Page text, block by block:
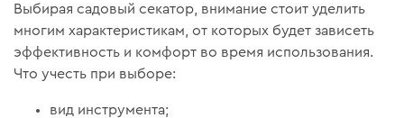
Выбирая садовый секатор, внимание стоит уделить
многим характеристикам, от которых будет зависеть
эффективность и комфорт во время использования.
Что учесть при выборе:
вид инструмента;